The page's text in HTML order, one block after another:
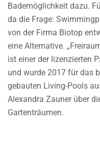
Bademöglichkeit dazu.
da die Frage:
von der Firma Biotop
eine Alternative.
ist einer der lizenzierten
und wurde 2017 für das
gebauten Living-Pools
Alexandra Zauner über
Gartenträumen.